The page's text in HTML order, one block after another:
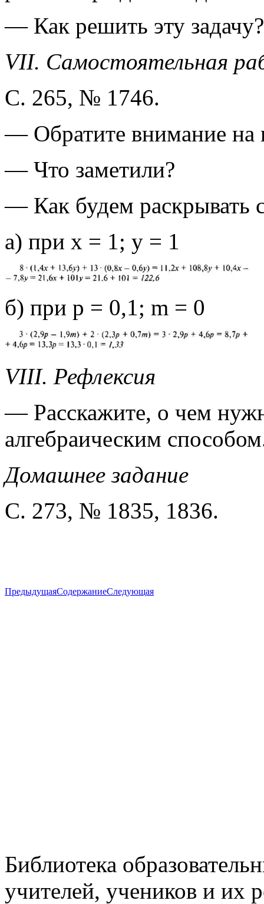
— Как решить эту
VII. Самостоятельная
С. 265, № 1746.
— Обратите внимание на
— Что заметили?
— Как будем раскрывать
а) при х = 1; у = 1
б) при р = 0,1; m = 0
VIII. Рефлексия
— Расскажите, о чем
алгебраическим
Домашнее задание
С. 273, № 1835, 1836.
ПредыдущаяСодержаниеСледующая
Библиотека
учителей, учеников и их